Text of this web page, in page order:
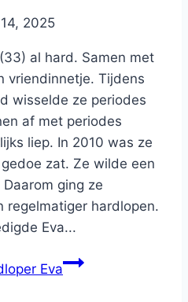
2025
al hard. Samen met
vriendinnetje. Tijdens
wisselde ze periodes
af met periodes
liep. In 2010 was ze
zat. Ze wilde een
ging ze
regelmatiger hardlopen.
Eva...
Eva